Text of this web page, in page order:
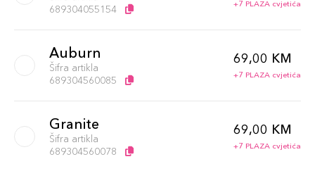
689304055154
+7 PLAZA cvjetića
Auburn
Šifra artikla
689304560085
69,00 KM
+7 PLAZA cvjetića
Granite
Šifra artikla
689304560078
69,00 KM
+7 PLAZA cvjetića